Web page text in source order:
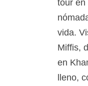
tour en
vida.
Miffis,
en
lleno,